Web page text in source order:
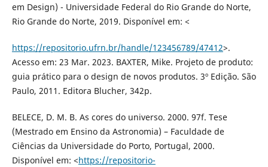
em Design) - Universidade Federal do Rio Grande do Norte,
Rio Grande do Norte, 2019. Disponível em: <
https://repositorio.ufrn.br/handle/123456789/47412>.
Acesso em: 23 Mar. 2023. BAXTER, Mike. Projeto de produto:
guia prático para o design de novos produtos. 3º Edição. São
Paulo, 2011. Editora Blucher, 342p.
BELECE, D. M. B. As cores do universo. 2000. 97f. Tese
(Mestrado em Ensino da Astronomia) – Faculdade de
Ciências da Universidade do Porto, Portugal, 2000.
Disponível em: <https://repositorio-